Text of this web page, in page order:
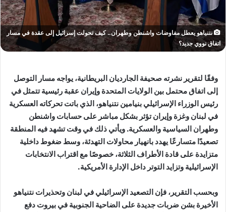
نتنياهو يعطل مفاوضات واشنطن وطهران.. كيف تحولت إسرائيل إلى عقدة في مسار
اتفاق نووي جديد؟
وفقًا لتقرير نشرته صحيفة الجارديان البريطانية، يواجه مسار التوصل
إلى اتفاق محتمل بين الولايات المتحدة وإيران عقبة رئيسية تتمثل في
رئيس الوزراء الإسرائيلي بنيامين نتنياهو، الذي باتت تحركاته العسكرية
في لبنان وغزة وإيران تؤثر بشكل مباشر على حسابات واشنطن
وطهران السياسية والعسكرية. ويأتي ذلك في وقت تشهد فيه المنطقة
تصعيدًا متسارعًا يهدد بانهيار محاولات التهدئة، وسط ضغوط داخلية
متزايدة على قادة الأطراف الثلاثة، خصوصًا مع اقتراب الانتخابات
الإسرائيلية وتزايد التوتر داخل الإدارة الأمريكية.
وبحسب التقرير، فإن التصعيد الإسرائيلي في لبنان وتحذيرات نتنياهو
الأخيرة بشن ضربات جديدة على الضاحية الجنوبية في بيروت دفع